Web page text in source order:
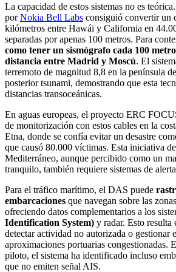
La capacidad de estos sistemas no es
porNokia Bell Labs consiguió convertir un
kilómetros entre Hawái y California en
separadas por apenas 100 metros. Para
como tener un sismógrafo cada 100
distancia entre Madrid y Moscú. El
terremoto de magnitud 8,8 en la península
posterior tsunami, demostrando que esta
distancias transoceánicas.
En aguas europeas, el proyecto ERC
de monitorización con estos cables en la
Etna, donde se confía evitar un desastre
que causó 80.000 víctimas. Esta iniciativa
Mediterráneo, aunque percibido como un
tranquilo, también requiere sistemas de
Para el tráfico marítimo, el DAS puede
embarcaciones que navegan sobre las
ofreciendo datos complementarios a los
Identification System) y radar. Esto resulta
detectar actividad no autorizada o gestionar
aproximaciones portuarias congestionadas.
piloto, el sistema ha identificado incluso
que no emiten señal AIS.